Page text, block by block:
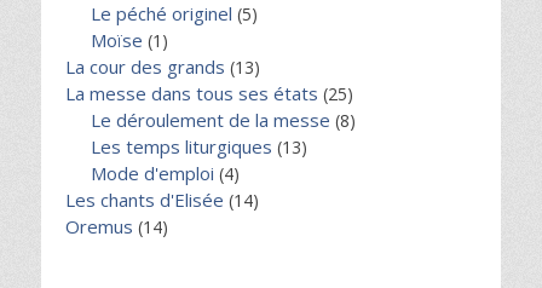
Le péché originel (5)
Moïse (1)
La cour des grands (13)
La messe dans tous ses états (25)
Le déroulement de la messe (8)
Les temps liturgiques (13)
Mode d'emploi (4)
Les chants d'Elisée (14)
Oremus (14)